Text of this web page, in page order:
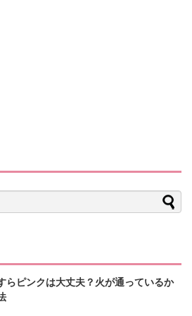
らピンクは大丈夫？火が通っているか